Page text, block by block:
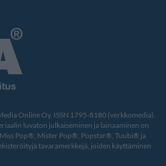
Online Oy. ISSN 1795-8180 (verkkomedia).
luvaton julkaiseminen ja lainaaminen on
Pop®, Mister Pop®, Popstar®, Tuubi® ja
tavaramerkkejä, joiden käyttäminen